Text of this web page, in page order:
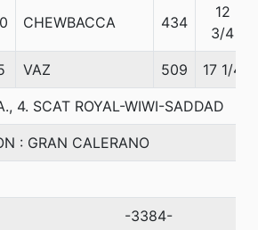
CHEWBACCA 434
12
3/4
VAZ 509 17 1/4
4. SCAT ROYAL-WIWI-SADDAD
: GRAN CALERANO
-3384-